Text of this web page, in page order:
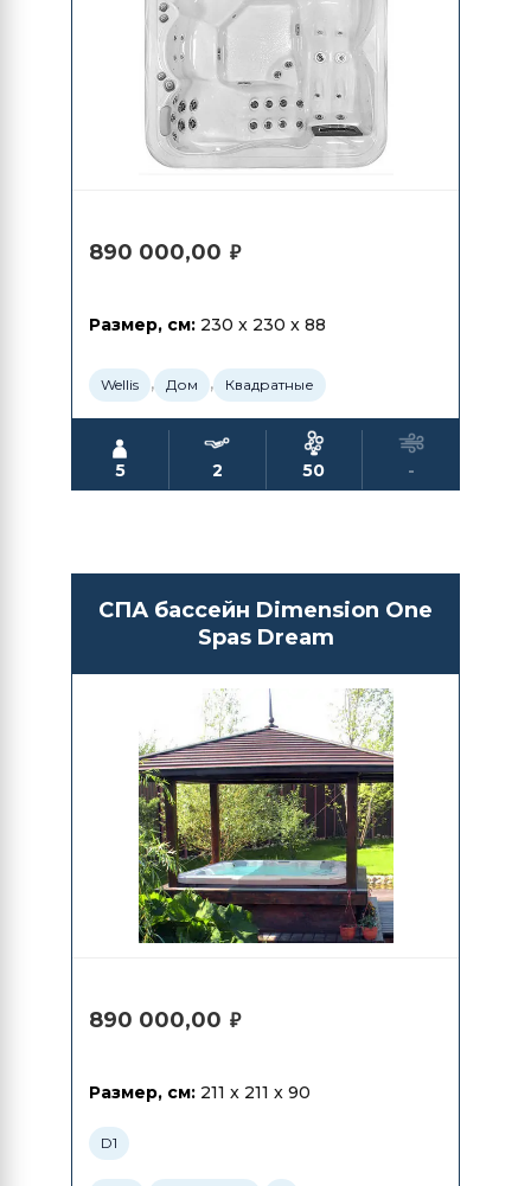
890 000,00 ₽
Размер, см: 230 x 230 x 88
Wellis , Дом , Квадратные
5 2 50 -
СПА бассейн Dimension One
Spas Dream
890 000,00 ₽
Размер, см: 211 x 211 x 90
D1